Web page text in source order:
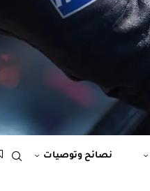
نصائح وتوصيات